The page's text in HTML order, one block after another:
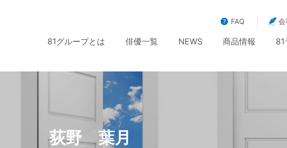
FAQ 会
81グループとは 俳優一覧 NEWS 商品情報 81
荻野 葉月